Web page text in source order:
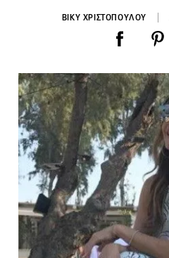
ΒΙΚΥ ΧΡΙΣΤΟΠΟΥΛΟΥ